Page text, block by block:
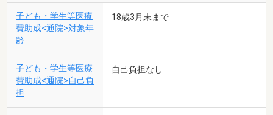
子ども・学生等医療
費助成<通院>対象年
齢
18歳3月末まで
子ども・学生等医療
費助成<通院>自己負
担
自己負担なし